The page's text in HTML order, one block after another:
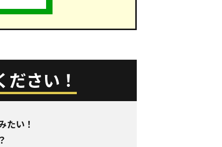
さい！
たい！